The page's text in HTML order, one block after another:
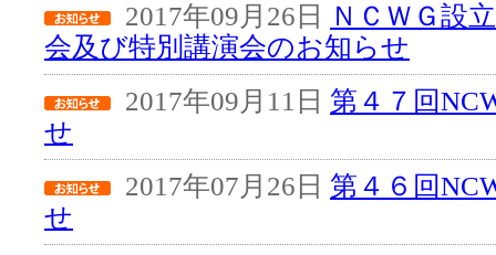
2017年09月26日
ＮＣＷＧ設
会及び特別講演会のお知らせ
2017年09月11日 第４７回
せ
2017年07月26日 第４６回
せ